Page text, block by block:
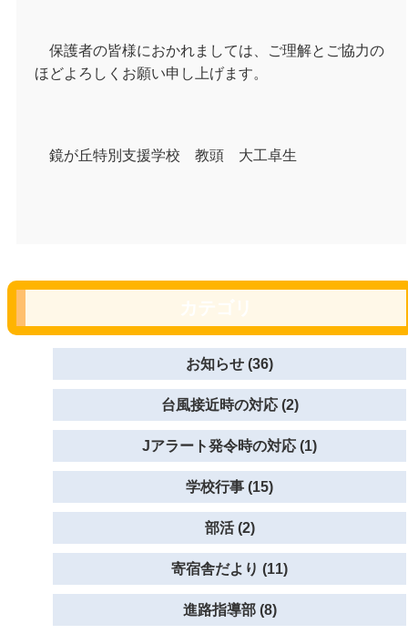
保護者の皆様におかれましては、ご理解とご協力の
ほどよろしくお願い申し上げます。
鏡が丘特別支援学校 教頭 大工卓生
お知らせ (36)
台風接近時の対応 (2)
Jアラート発令時の対応 (1)
学校行事 (15)
部活 (2)
寄宿舎だより (11)
進路指導部 (8)